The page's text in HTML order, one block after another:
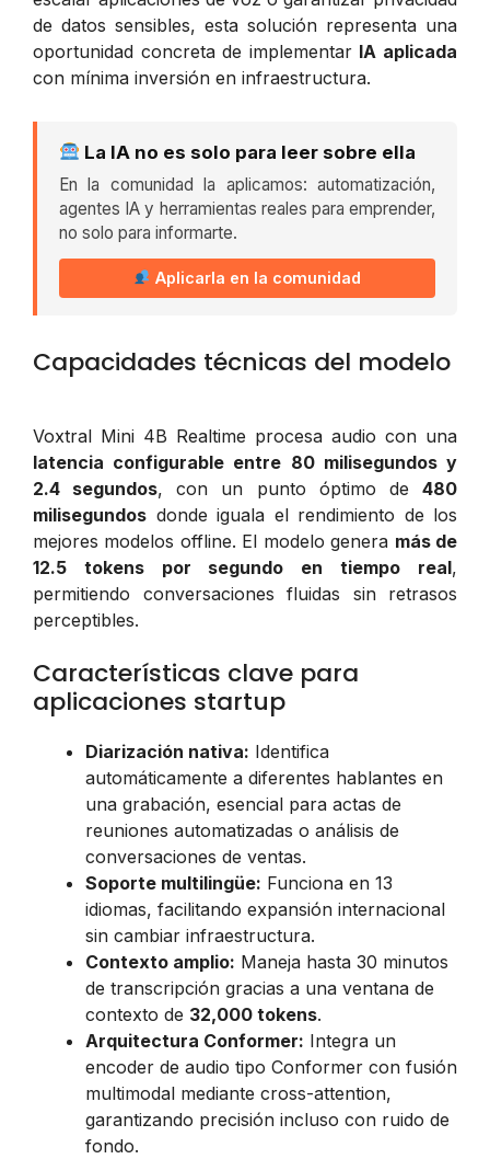
de datos sensibles, esta solución representa una
oportunidad concreta de implementar IA aplicada
con mínima inversión en infraestructura.
La IA no es solo para leer sobre ella
En la comunidad la aplicamos: automatización,
agentes IA y herramientas reales para emprender,
no solo para informarte.
Aplicarla en la comunidad
Capacidades técnicas del modelo
Voxtral Mini 4B Realtime procesa audio con una
latencia configurable entre 80 milisegundos y
2.4 segundos, con un punto óptimo de480
milisegundos donde iguala el rendimiento de los
mejores modelos offline. El modelo genera más de
12.5 tokens por segundo en tiempo real,
permitiendo conversaciones fluidas sin retrasos
perceptibles.
Características clave para
aplicaciones startup
Diarización nativa: Identifica
automáticamente a diferentes hablantes en
una grabación, esencial para actas de
reuniones automatizadas o análisis de
conversaciones de ventas.
Soporte multilingüe: Funciona en 13
idiomas, facilitando expansión internacional
sin cambiar infraestructura.
Contexto amplio: Maneja hasta 30 minutos
de transcripción gracias a una ventana de
contexto de 32,000 tokens.
Arquitectura Conformer: Integra un
encoder de audio tipo Conformer con fusión
multimodal mediante cross-attention,
garantizando precisión incluso con ruido de
fondo.